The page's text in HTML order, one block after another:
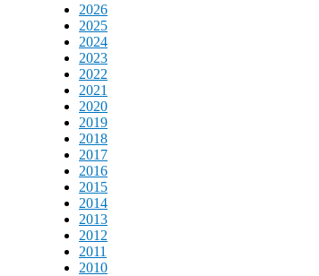
2026
2025
2024
2023
2022
2021
2020
2019
2018
2017
2016
2015
2014
2013
2012
2011
2010